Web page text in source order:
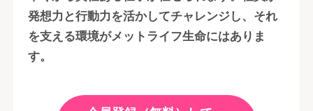
発想力と行動力を活かしてチャレンジし、それ
を支える環境がメットライフ生命にはありま
す。